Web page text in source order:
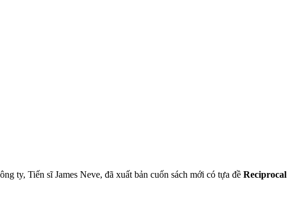
ty, Tiến sĩ James Neve, đã xuất bản cuốn sách mới có tựa đề Reciprocal